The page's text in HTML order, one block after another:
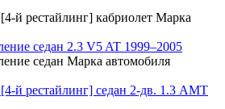
й рестайлинг] кабриолет Марка
седан 2.3 V5 AT 1999–2005
седан Марка автомобиля
й рестайлинг] седан 2-дв. 1.3 AMT